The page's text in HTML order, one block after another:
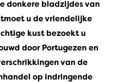
donkere bladzijdes van
u de vriendelijke
kust bezoekt u
door Portugezen en
van de
op indringende